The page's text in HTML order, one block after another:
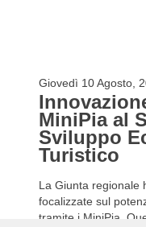
Giovedì 10 Agosto,
MiniPia al
Sviluppo
Turistico
La Giunta regionale
focalizzate sul
tramite i MiniPia.